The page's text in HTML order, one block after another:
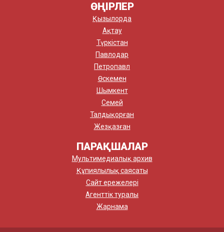
ӨҢІРЛЕР
Қызылорда
Ақтау
Түркістан
Павлодар
Петропавл
Өскемен
Шымкент
Семей
Талдықорған
Жезқазған
ПАРАҚШАЛАР
Мультимедиалық архив
Құпиялылық саясаты
Сайт ережелері
Агенттік туралы
Жарнама